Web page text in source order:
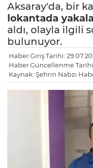
Aksaray'da, bir
lokantada
aldı, olayla ilgili
bulunuyor.
Haber Giriş Tarihi:
Haber Güncellenme
Kaynak: Şehrin Nabzı